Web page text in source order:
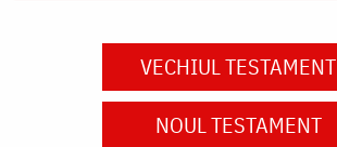
VECHIUL TESTAMENT
NOUL TESTAMENT